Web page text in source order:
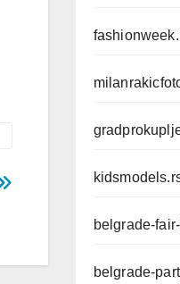
belgrade-
belgrade-